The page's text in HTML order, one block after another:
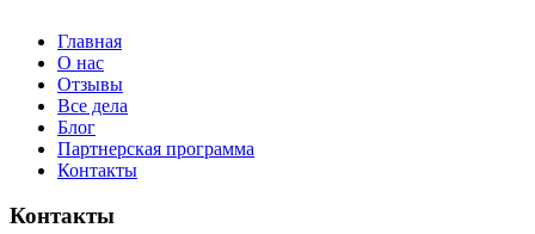
Главная
О нас
Отзывы
Все дела
Блог
Партнерская программа
Контакты
Контакты